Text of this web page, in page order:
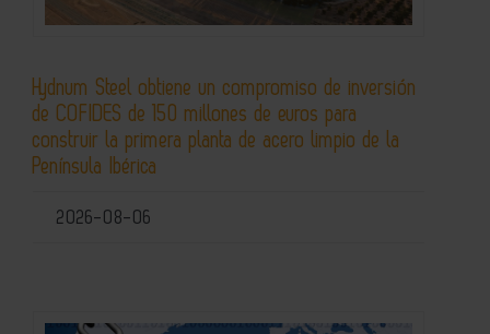
Hydnum Steel obtiene un compromiso de inversión
de COFIDES de 150 millones de euros para
construir la primera planta de acero limpio de la
Península Ibérica
2026-08-06